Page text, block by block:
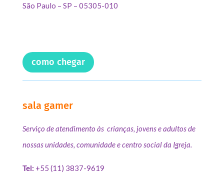
São Paulo – SP – 05305-010
como chegar
sala gamer
Serviço de atendimento às crianças, jovens e adultos de
nossas unidades, comunidade e centro social da Igreja.
Tel: +55 (11) 3837-9619